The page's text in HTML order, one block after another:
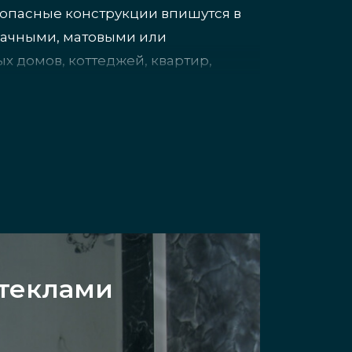
конструкции впишутся в
матовыми или
домов, коттеджей, квартир,
отличаются высокой
по цене.